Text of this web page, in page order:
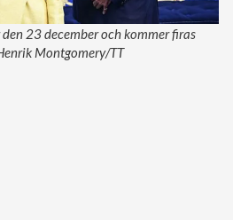
23 december och kommer firas
Montgomery/TT